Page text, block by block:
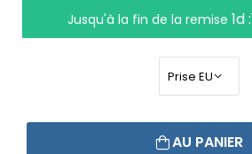
Jusqu'à la fin de la remise 1d
AU PANIER